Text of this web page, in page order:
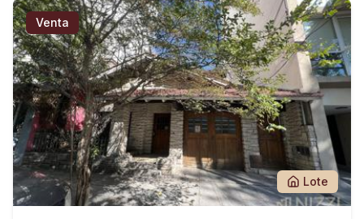
Venta
Lote